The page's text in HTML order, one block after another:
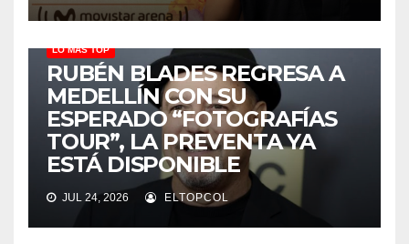
LO MÁS TOP
RUBÉN BLADES REGRESA A
MEDELLÍN CON SU
ESPERADO “FOTOGRAFÍAS
TOUR”, LA PREVENTA YA
ESTÁ DISPONIBLE
JUL 24, 2026 ELTOPCOL